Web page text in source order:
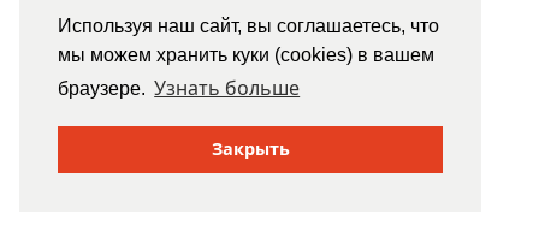
Используя наш сайт, вы соглашаетесь, что
мы можем хранить куки (cookies) в вашем
браузере. Узнать больше
Закрыть